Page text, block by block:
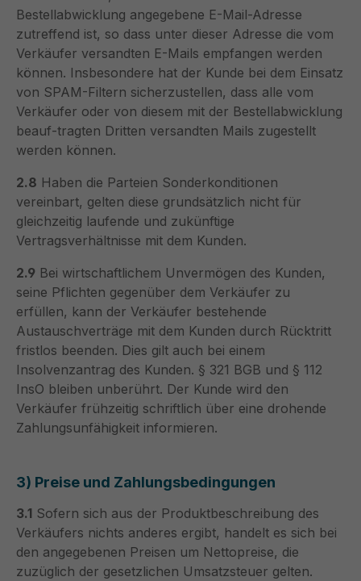
Bestellabwicklung angegebene E-Mail-Adresse
zutreffend ist, so dass unter dieser Adresse die vom
Verkäufer versandten E-Mails empfangen werden
können. Insbesondere hat der Kunde bei dem Einsatz
von SPAM-Filtern sicherzustellen, dass alle vom
Verkäufer oder von diesem mit der Bestellabwicklung
beauf-tragten Dritten versandten Mails zugestellt
werden können.
2.8 Haben die Parteien Sonderkonditionen
vereinbart, gelten diese grundsätzlich nicht für
gleichzeitig laufende und zukünftige
Vertragsverhältnisse mit dem Kunden.
2.9 Bei wirtschaftlichem Unvermögen des Kunden,
seine Pflichten gegenüber dem Verkäufer zu
erfüllen, kann der Verkäufer bestehende
Austauschverträge mit dem Kunden durch Rücktritt
fristlos beenden. Dies gilt auch bei einem
Insolvenzantrag des Kunden. § 321 BGB und § 112
InsO bleiben unberührt. Der Kunde wird den
Verkäufer frühzeitig schriftlich über eine drohende
Zahlungsunfähigkeit informieren.
3) Preise und Zahlungsbedingungen
3.1 Sofern sich aus der Produktbeschreibung des
Verkäufers nichts anderes ergibt, handelt es sich bei
den angegebenen Preisen um Nettopreise, die
zuzüglich der gesetzlichen Umsatzsteuer gelten.